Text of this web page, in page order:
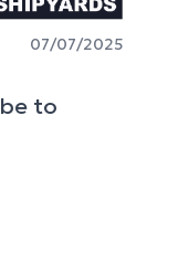
07/07/2025
to